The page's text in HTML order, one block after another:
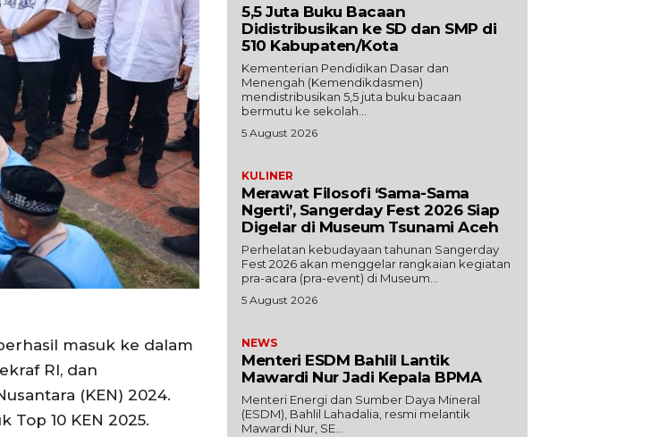
Aset
Indeks Artikel
masuk ke dalam
RI, dan
(KEN) 2024.
10 KEN 2025.
5,5 Juta Buku Bacaan
Didistribusikan ke SD dan SMP di
510 Kabupaten/Kota
Kementerian Pendidikan Dasar dan
Menengah (Kemendikdasmen)
mendistribusikan 5,5 juta buku bacaan
bermutu ke sekolah...
5 August 2026
KULINER
Merawat Filosofi ‘Sama-Sama
Ngerti’, Sangerday Fest 2026 Siap
Digelar di Museum Tsunami Aceh
Perhelatan kebudayaan tahunan Sangerday
Fest 2026 akan menggelar rangkaian kegiatan
pra-acara (pra-event) di Museum...
5 August 2026
NEWS
Menteri ESDM Bahlil Lantik
Mawardi Nur Jadi Kepala BPMA
Menteri Energi dan Sumber Daya Mineral
(ESDM), Bahlil Lahadalia, resmi melantik
Mawardi Nur, SE...